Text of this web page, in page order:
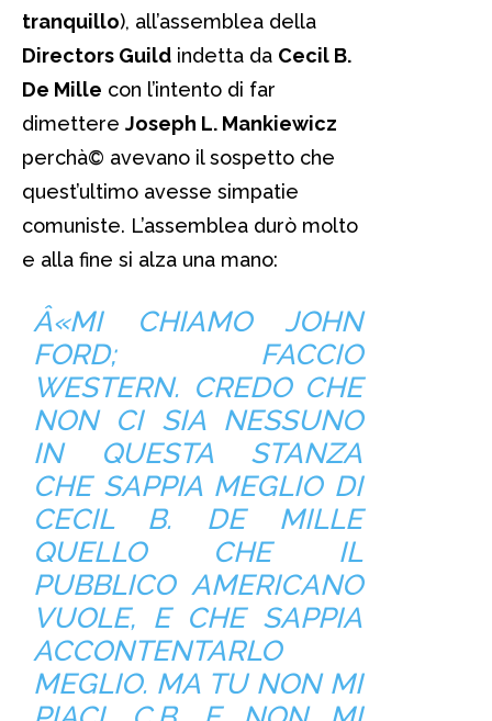
tranquillo), all’assemblea della
Directors Guild indetta da Cecil B.
De Mille con l’intento di far
dimettere Joseph L. Mankiewicz
perchà© avevano il sospetto che
quest’ultimo avesse simpatie
comuniste. L’assemblea durò molto
e alla fine si alza una mano:
Â«MI CHIAMO JOHN
FORD; FACCIO
WESTERN. CREDO CHE
NON CI SIA NESSUNO
IN QUESTA STANZA
CHE SAPPIA MEGLIO DI
CECIL B. DE MILLE
QUELLO CHE IL
PUBBLICO AMERICANO
VUOLE, E CHE SAPPIA
ACCONTENTARLO
MEGLIO. MA TU NON MI